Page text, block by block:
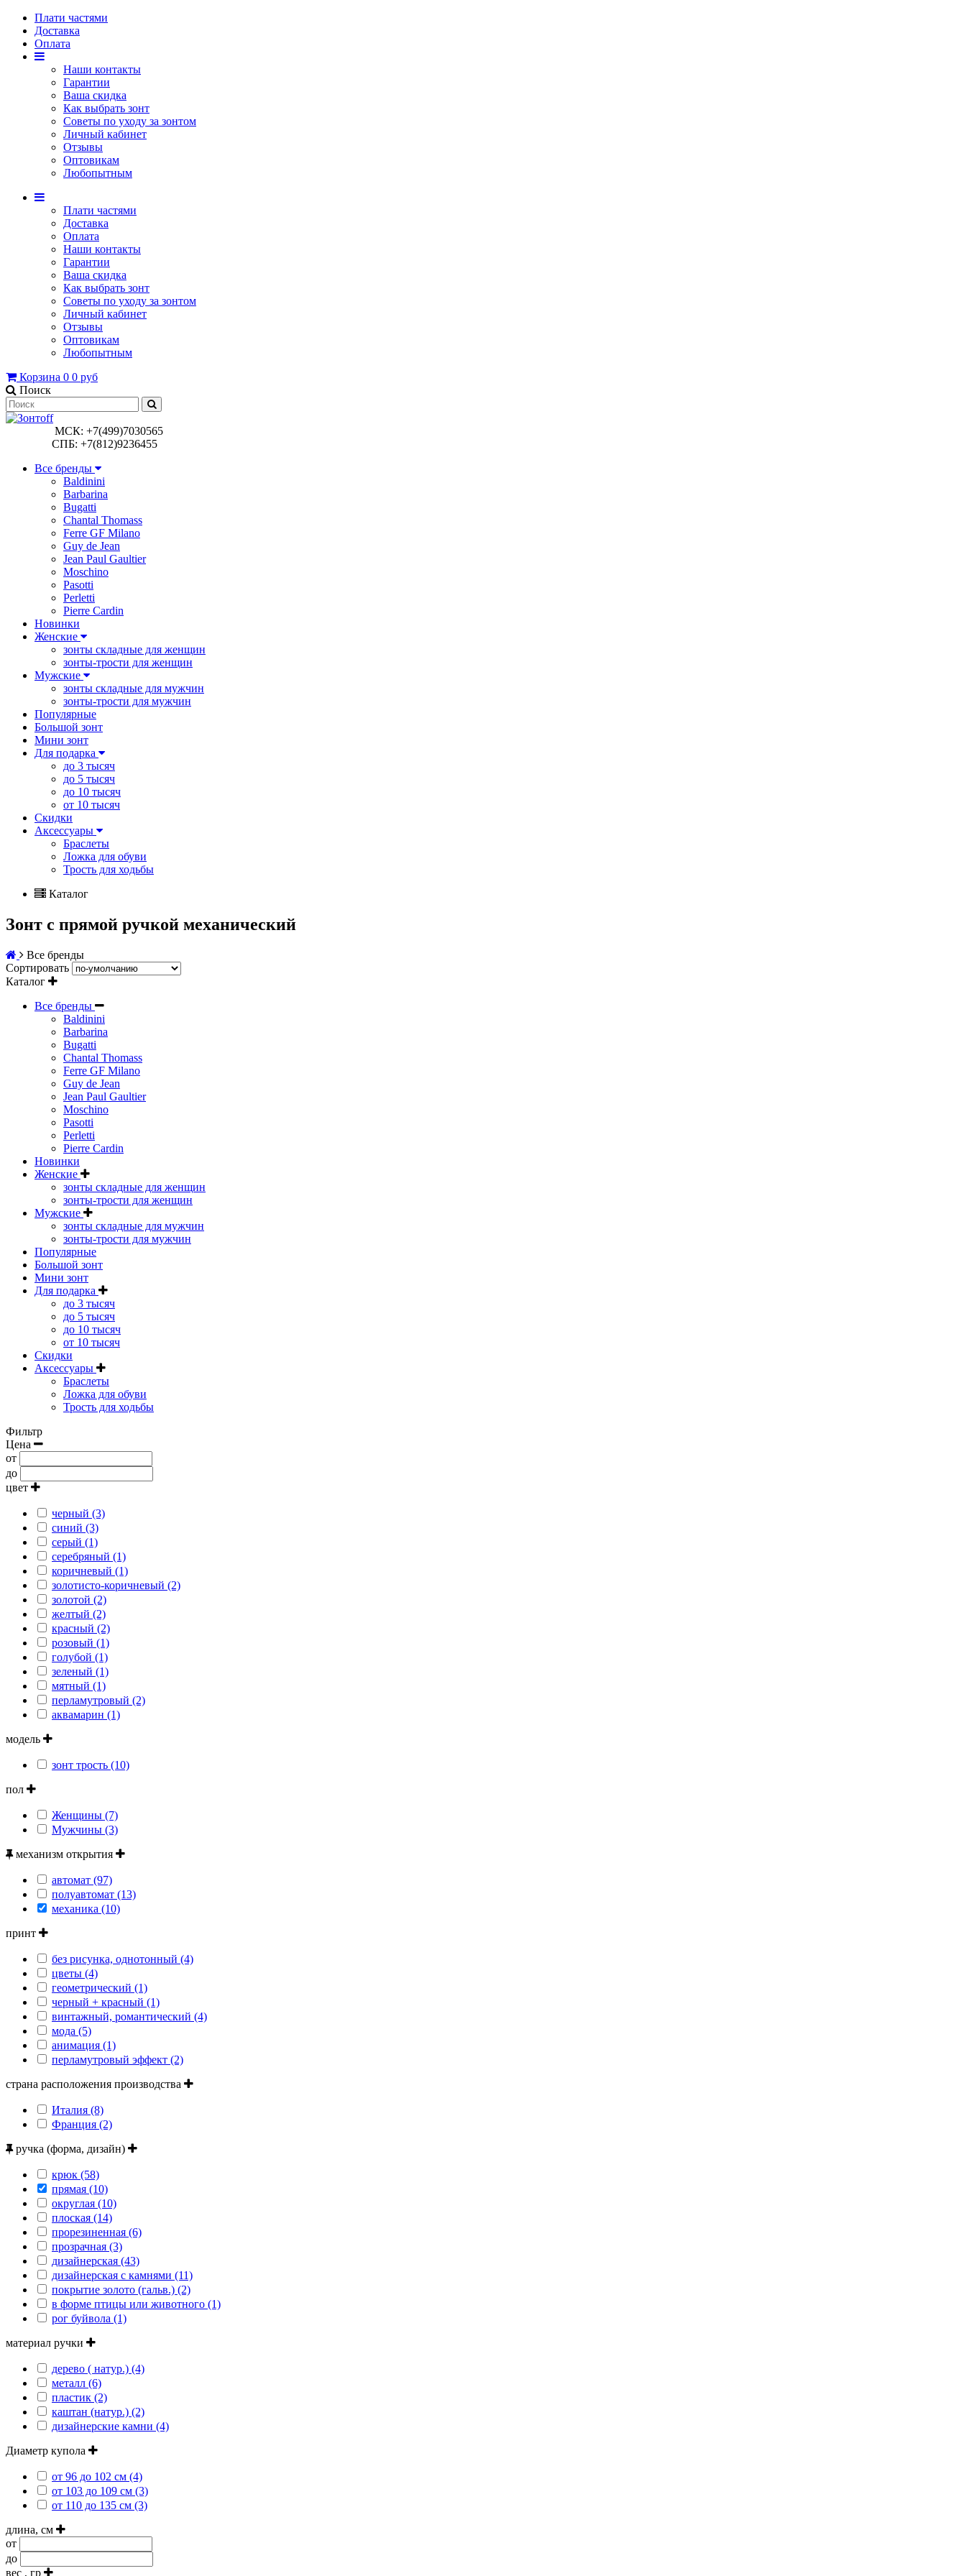
Плати частями
Доставка
Оплата
Наши контакты
Гарантии
Ваша скидка
Как выбрать зонт
Советы по уходу за зонтом
Личный кабинет
Отзывы
Оптовикам
Любопытным
Плати частями
Доставка
Оплата
Наши контакты
Гарантии
Ваша скидка
Как выбрать зонт
Советы по уходу за зонтом
Личный кабинет
Отзывы
Оптовикам
Любопытным
Корзина 0 0 руб
Поиск
МСК: +7(499)7030565
СПБ: +7(812)9236455
Все бренды
Baldinini
Barbarina
Bugatti
Chantal Thomass
Ferre GF Milano
Guy de Jean
Jean Paul Gaultier
Moschino
Pasotti
Perletti
Pierre Cardin
Новинки
Женские
зонты складные для женщин
зонты-трости для женщин
Мужские
зонты складные для мужчин
зонты-трости для мужчин
Популярные
Большой зонт
Мини зонт
Для подарка
до 3 тысяч
до 5 тысяч
до 10 тысяч
от 10 тысяч
Скидки
Аксессуары
Браслеты
Ложка для обуви
Трость для ходьбы
Каталог
Зонт с прямой ручкой механический
Все бренды
Сортировать
Каталог
Все бренды
Baldinini
Barbarina
Bugatti
Chantal Thomass
Ferre GF Milano
Guy de Jean
Jean Paul Gaultier
Moschino
Pasotti
Perletti
Pierre Cardin
Новинки
Женские
зонты складные для женщин
зонты-трости для женщин
Мужские
зонты складные для мужчин
зонты-трости для мужчин
Популярные
Большой зонт
Мини зонт
Для подарка
до 3 тысяч
до 5 тысяч
до 10 тысяч
от 10 тысяч
Скидки
Аксессуары
Браслеты
Ложка для обуви
Трость для ходьбы
Фильтр
Цена
от
до
цвет
черный (3)
синий (3)
серый (1)
серебряный (1)
коричневый (1)
золотисто-коричневый (2)
золотой (2)
желтый (2)
красный (2)
розовый (1)
голубой (1)
зеленый (1)
мятный (1)
перламутровый (2)
аквамарин (1)
модель
зонт трость (10)
пол
Женщины (7)
Мужчины (3)
механизм открытия
автомат (97)
полуавтомат (13)
механика (10)
принт
без рисунка, однотонный (4)
цветы (4)
геометрический (1)
черный + красный (1)
винтажный, романтический (4)
мода (5)
анимация (1)
перламутровый эффект (2)
страна расположения производства
Италия (8)
Франция (2)
ручка (форма, дизайн)
крюк (58)
прямая (10)
округлая (10)
плоская (14)
прорезиненная (6)
прозрачная (3)
дизайнерская (43)
дизайнерская с камнями (11)
покрытие золото (гальв.) (2)
в форме птицы или животного (1)
рог буйвола (1)
материал ручки
дерево ( натур.) (4)
металл (6)
пластик (2)
каштан (натур.) (2)
дизайнерские камни (4)
Диаметр купола
от 96 до 102 см (4)
от 103 до 109 см (3)
от 110 до 135 см (3)
длина, см
от
до
вес , гр